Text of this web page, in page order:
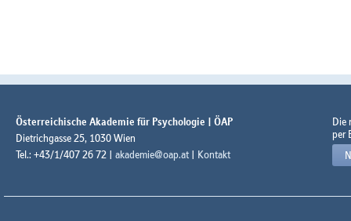
Österreichische Akademie für Psychologie | ÖAP
Dietrichgasse 25, 1030 Wien
Tel.: +43/1/407 26 72 | akademie@oap.at | Kontakt
Die
per